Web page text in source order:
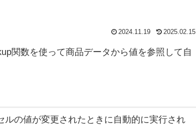
2024.11.19 2025.02.15
関数を使って商品データから値を参照して自
の値が変更されたときに自動的に実行され